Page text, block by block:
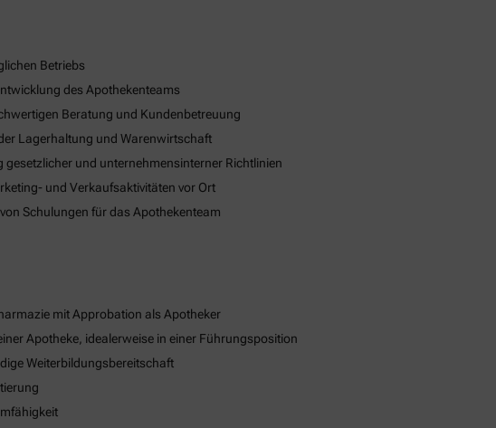
Betriebs
des Apothekenteams
Beratung und Kundenbetreuung
Lagerhaltung und Warenwirtschaft
und unternehmensinterner Richtlinien
und Verkaufsaktivitäten vor Ort
Schulungen für das Apothekenteam
mit Approbation als Apotheker
Apotheke, idealerweise in einer Führungsposition
Weiterbildungsbereitschaft